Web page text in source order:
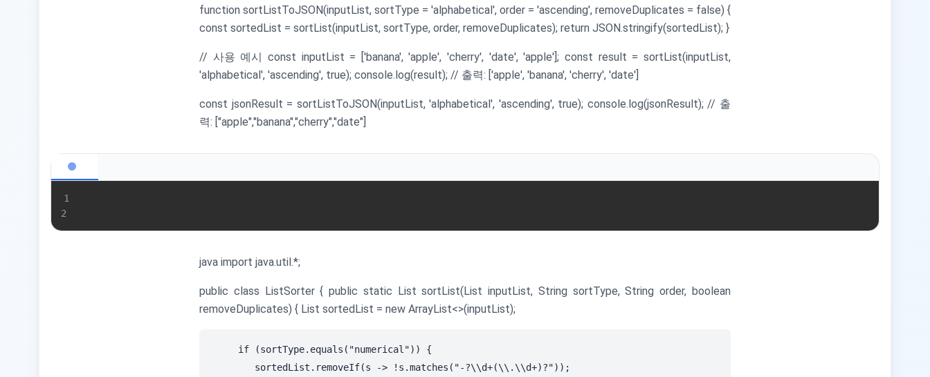
function sortListToJSON(inputList, sortType = 'alphabetical', order = 'ascending', removeDuplicates = false) {
const sortedList = sortList(inputList, sortType, order, removeDuplicates); return JSON.stringify(sortedList); }
// 사용 예시 const inputList = ['banana', 'apple', 'cherry', 'date', 'apple']; const result = sortList(inputList,
'alphabetical', 'ascending', true); console.log(result); // 출력: ['apple', 'banana', 'cherry', 'date']
const jsonResult = sortListToJSON(inputList, 'alphabetical', 'ascending', true); console.log(jsonResult); // 출
력: ["apple","banana","cherry","date"]
1
2
java import java.util.*;
public class ListSorter { public static List sortList(List inputList, String sortType, String order, boolean
removeDuplicates) { List sortedList = new ArrayList<>(inputList);
    if (sortType.equals("numerical")) {
        sortedList.removeIf(s -> !s.matches("-?\\d+(\\.\\d+)?"));